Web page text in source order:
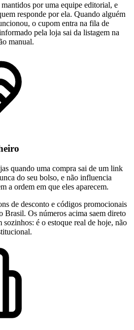
por uma equipe editorial, e
responde por ela. Quando alguém
o cupom entra na fila de
pela loja sai da listagem na
manual.
quando uma compra sai de um link
do seu bolso, e não influencia
a ordem em que eles aparecem.
de desconto e códigos promocionais
Brasil. Os números acima saem direto
sozinhos: é o estoque real de hoje, não